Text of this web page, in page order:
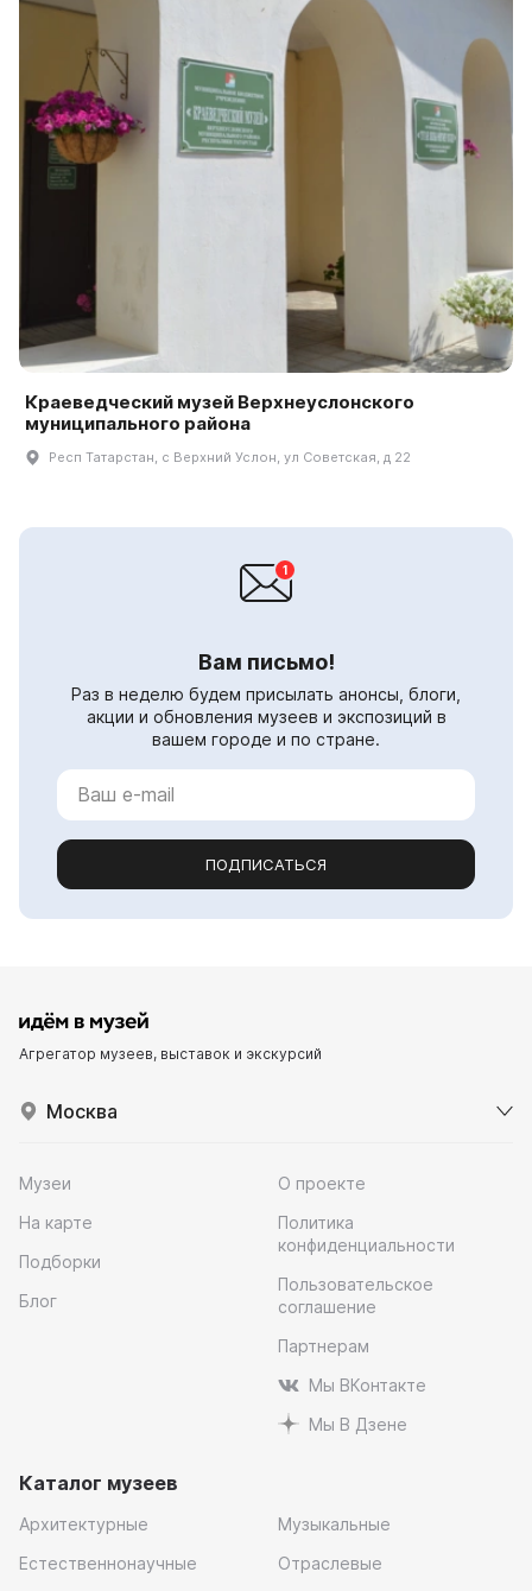
Краеведческий музей Верхнеуслонского
муниципального района
Респ Татарстан, с Верхний Услон, ул Советская, д 22
Вам письмо!
Раз в неделю будем присылать анонсы, блоги,
акции и обновления музеев и экспозиций в
вашем городе и по стране.
ПОДПИСАТЬСЯ
Агрегатор музеев, выставок и экскурсий
Москва
Музеи
На карте
Подборки
Блог
О проекте
Политика
конфиденциальности
Пользовательское
соглашение
Партнерам
Мы ВКонтакте
Мы В Дзене
Каталог музеев
Архитектурные
Естественнонаучные
Музыкальные
Отраслевые